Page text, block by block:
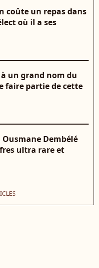
coûte un repas dans
où il a ses
à un grand nom du
faire partie de cette
Dembélé
ultra rare et